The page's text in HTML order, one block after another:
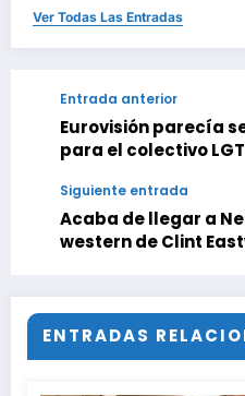
Ver Todas Las Entradas
Entrada anterior
Eurovisión parecía
para el colectivo
presumir de ser el
hipocresía
Siguiente entrada
Acaba de llegar a
western de Clint
ENTRADAS